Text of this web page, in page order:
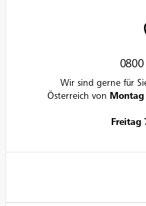
Wir sind gerne für
Österreich von Montag
Freitag